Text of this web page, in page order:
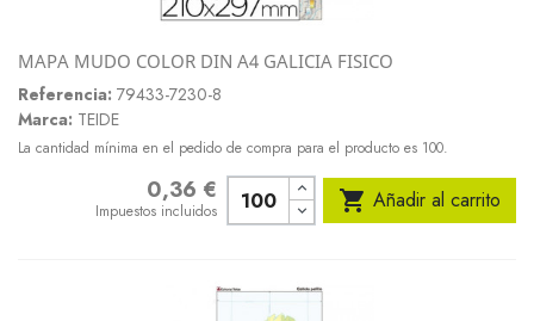
MAPA MUDO COLOR DIN A4 GALICIA FISICO
Referencia: 79433-7230-8
Marca: TEIDE
La cantidad mínima en el pedido de compra para el producto es 100.
0,36 €
Impuestos incluidos  Añadir al carrito